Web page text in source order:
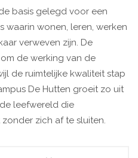
basis gelegd voor een
wonen, leren, werken
verweven zijn. De
de werking van de
de ruimtelijke kwaliteit stap
De Hutten groeit zo uit
leefwereld die
zich af te sluiten.